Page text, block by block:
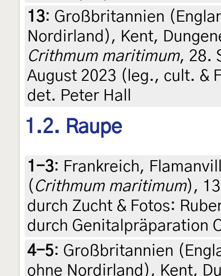
13: Großbritannien
Nordirland), Kent,
Crithmum maritimum, 28.
August 2023 (leg., cult. &
det. Peter Hall
1.2. Raupe
1-3: Frankreich,
( Crithmum maritimum),
durch Zucht & Fotos:
durch Genitalpräparation
4-5: Großbritannien
ohne Nordirland), Kent,